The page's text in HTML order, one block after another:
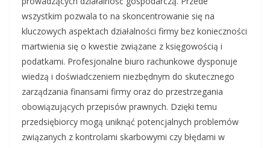
wszystkim pozwala to na skoncentrowanie się na
kluczowych aspektach działalności firmy bez konieczności
martwienia się o kwestie związane z księgowością i
podatkami. Profesjonalne biuro rachunkowe dysponuje
wiedzą i doświadczeniem niezbędnym do skutecznego
zarządzania finansami firmy oraz do przestrzegania
obowiązujących przepisów prawnych. Dzięki temu
przedsiębiorcy mogą uniknąć potencjalnych problemów
związanych z kontrolami skarbowymi czy błędami w